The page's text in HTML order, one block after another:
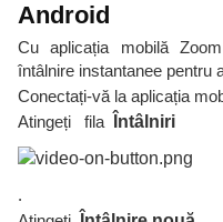
Android
Cu aplicația mobilă
întâlnire instantanee pentru
Conectați-vă la aplicația
Atingeți fila
Întâlniri
.